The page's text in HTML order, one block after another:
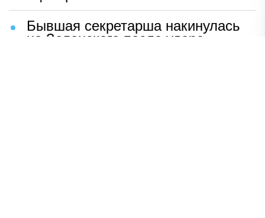
Бывшая секретарша накинулась
на Зеленского после удара